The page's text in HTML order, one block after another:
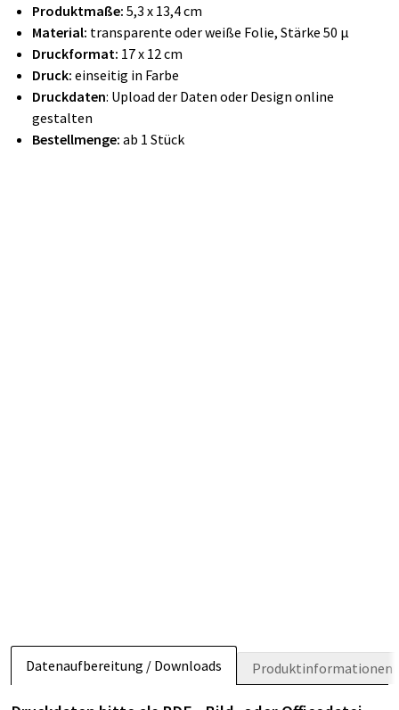
Produktmaße: 5,3 x 13,4 cm
Material: transparente oder weiße Folie, Stärke 50 µ
Druckformat: 17 x 12 cm
Druck: einseitig in Farbe
Druckdaten: Upload der Daten oder Design online
gestalten
Bestellmenge: ab 1 Stück
Datenaufbereitung / Downloads Produktinformationen